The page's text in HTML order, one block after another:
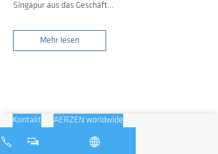
Singapur aus das Geschäft…
Mehr lesen
Kontakt AERZEN worldwide